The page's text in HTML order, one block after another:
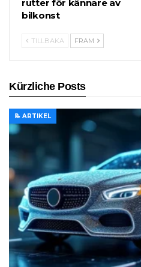
rutter för kännare av
bilkonst
TILLBAKA FRAM
Kürzliche Posts
📝 ARTIKEL